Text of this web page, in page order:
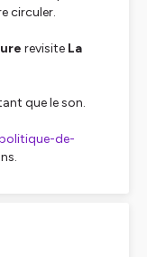
circuler.
revisite La
que le son.
de-